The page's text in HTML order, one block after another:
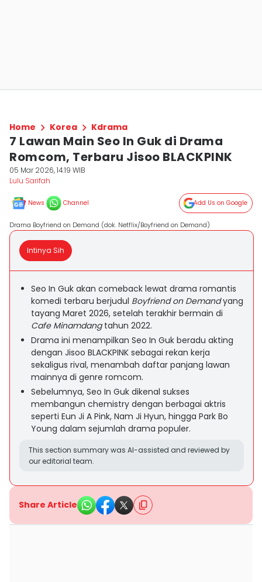
Home Korea Kdrama
7 Lawan Main Seo In Guk di Drama
Romcom, Terbaru Jisoo BLACKPINK
05 Mar 2026, 14:19 WIB
Lulu Sarifah
News Channel Add Us on Google
Drama Boyfriend on Demand (dok. Netflix/Boyfriend on Demand)
Intinya Sih
Seo In Guk akan comeback lewat drama romantis
komedi terbaru berjudul Boyfriend on Demandyang
tayang Maret 2026, setelah terakhir bermain di
Cafe Minamdangtahun 2022.
Drama ini menampilkan Seo In Guk beradu akting
dengan Jisoo BLACKPINK sebagai rekan kerja
sekaligus rival, menambah daftar panjang lawan
mainnya di genre romcom.
Sebelumnya, Seo In Guk dikenal sukses
membangun chemistry dengan berbagai aktris
seperti Eun Ji A Pink, Nam Ji Hyun, hingga Park Bo
Young dalam sejumlah drama populer.
This section summary was AI-assisted and reviewed by
our editorial team.
Share Article